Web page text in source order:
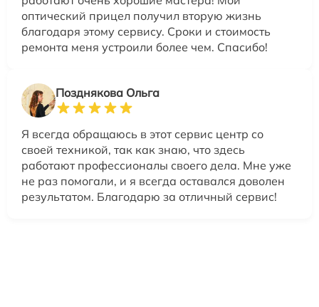
оптический прицел получил вторую жизнь
благодаря этому сервису. Сроки и стоимость
ремонта меня устроили более чем. Спасибо!
Позднякова Ольга
Я всегда обращаюсь в этот сервис центр со
своей техникой, так как знаю, что здесь
работают профессионалы своего дела. Мне уже
не раз помогали, и я всегда оставался доволен
результатом. Благодарю за отличный сервис!